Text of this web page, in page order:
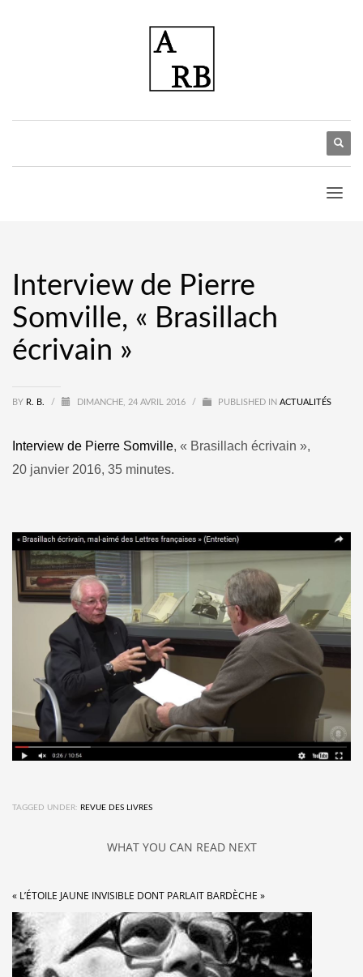
Interview de Pierre
Somville, « Brasillach
écrivain »
BY R. B. / DIMANCHE, 24 AVRIL 2016 / PUBLISHED IN ACTUALITÉS
Interview de Pierre Somville, « Brasillach écrivain »,
20 janvier 2016, 35 minutes.
TAGGED UNDER: REVUE DES LIVRES
WHAT YOU CAN READ NEXT
« L’ÉTOILE JAUNE INVISIBLE DONT PARLAIT BARDÈCHE »